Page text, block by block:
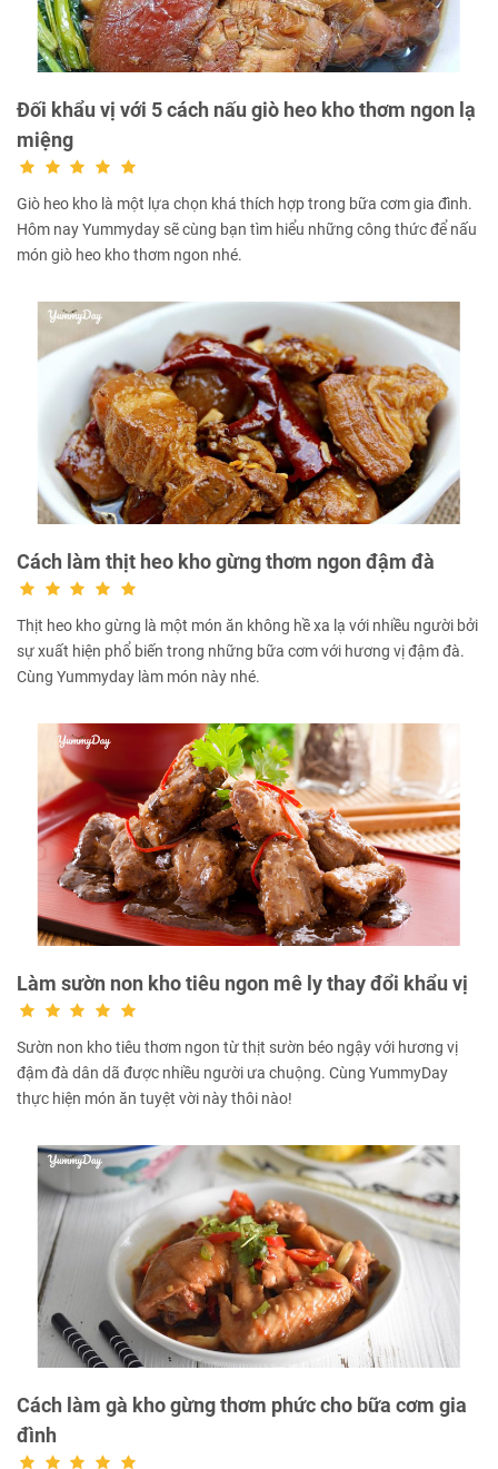
Đối khẩu vị với 5 cách nấu giò heo kho thơm ngon lạ
miệng
Giò heo kho là một lựa chọn khá thích hợp trong bữa cơm gia đình.
Hôm nay Yummyday sẽ cùng bạn tìm hiểu những công thức để nấu
món giò heo kho thơm ngon nhé.
Cách làm thịt heo kho gừng thơm ngon đậm đà
Thịt heo kho gừng là một món ăn không hề xa lạ với nhiều người bởi
sự xuất hiện phổ biến trong những bữa cơm với hương vị đậm đà.
Cùng Yummyday làm món này nhé.
Làm sườn non kho tiêu ngon mê ly thay đổi khẩu vị
Sườn non kho tiêu thơm ngon từ thịt sườn béo ngậy với hương vị
đậm đà dân dã được nhiều người ưa chuộng. Cùng YummyDay
thực hiện món ăn tuyệt vời này thôi nào!
Cách làm gà kho gừng thơm phức cho bữa cơm gia
đình